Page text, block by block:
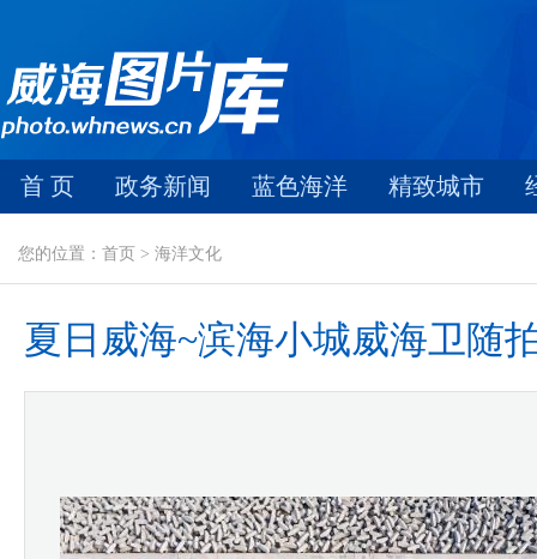
首 页 政务新闻 蓝色海洋 精致城市
您的位置：首页 > 海洋文化
夏日威海~滨海小城威海卫随